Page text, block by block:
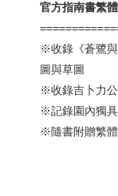
官方指南書繁
※收錄《蒼鷺
圖與草圖
※收錄吉卜力
※記錄園內獨具
※隨書附贈繁體